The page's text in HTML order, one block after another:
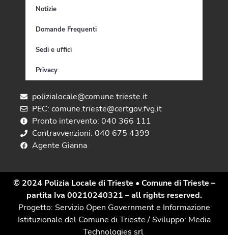
Notizie
Domande Frequenti
Sedi e uffici
Privacy
polizialocale@comune.trieste.it
PEC: comune.trieste@certgov.fvg.it
Pronto intervento: 040 366 111
Contravvenzioni: 040 675 4399
Agente Gianna
© 2024 Polizia Locale di Trieste • Comune di Trieste –
partita Iva 00210240321 – all rights reserved.
Progetto: Servizio Open Government e Informazione
Istituzionale del Comune di Trieste / Sviluppo: Media
Technologies srl